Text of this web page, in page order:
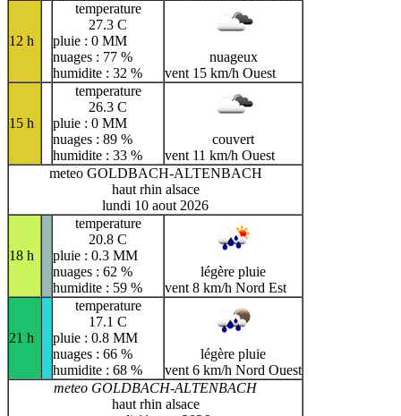
12 h
temperature
27.3 C
pluie : 0 MM
nuages : 77 %
humidite : 32 %
nuageux
vent 15 km/h Ouest
15 h
temperature
26.3 C
pluie : 0 MM
nuages : 89 %
humidite : 33 %
couvert
vent 11 km/h Ouest
meteo GOLDBACH-ALTENBACH
haut rhin alsace
lundi 10 aout 2026
18 h
temperature
20.8 C
pluie : 0.3 MM
nuages : 62 %
humidite : 59 %
légère pluie
vent 8 km/h Nord Est
21 h
temperature
17.1 C
pluie : 0.8 MM
nuages : 66 %
humidite : 68 %
légère pluie
vent 6 km/h Nord Ouest
meteo GOLDBACH-ALTENBACH
haut rhin alsace